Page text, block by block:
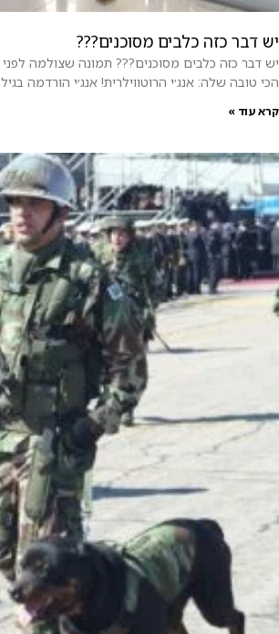
יש דבר כזה כלבים מסוכנים???
הכי טובה שלה: אנג׳י הרוטווילרית! אנג׳י הורדמה בגיל
קרא עוד »